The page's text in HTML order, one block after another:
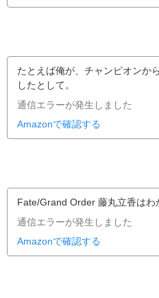
たとえば俺が、チャンピオンか
したとして。
通信エラーが発生しました
Amazonで確認する
Fate/Grand Order 藤丸立香はわ
通信エラーが発生しました
Amazonで確認する